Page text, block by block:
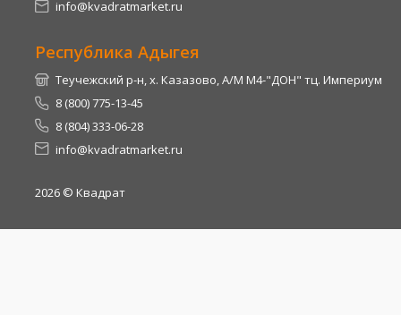
info@kvadratmarket.ru
Республика Адыгея
Теучежский р-н, х. Казазово, А/М М4-"ДОН" тц. Империум
8 (800) 775-13-45
8 (804) 333-06-28
info@kvadratmarket.ru
2026 © Квадрат